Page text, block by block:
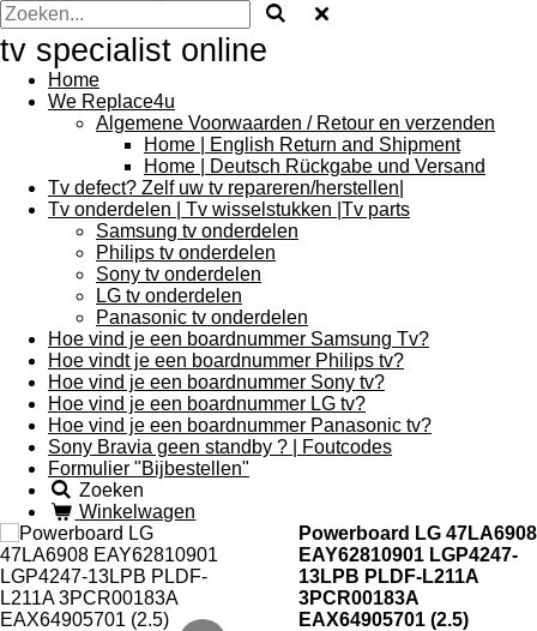
tv specialist online
Home
We Replace4u
Algemene Voorwaarden / Retour en verzenden
Home | English Return and Shipment
Home | Deutsch Rückgabe und Versand
Tv defect? Zelf uw tv repareren/herstellen|
Tv onderdelen | Tv wisselstukken |Tv parts
Samsung tv onderdelen
Philips tv onderdelen
Sony tv onderdelen
LG tv onderdelen
Panasonic tv onderdelen
Hoe vind je een boardnummer Samsung Tv?
Hoe vindt je een boardnummer Philips tv?
Hoe vind je een boardnummer Sony tv?
Hoe vind je een boardnummer LG tv?
Hoe vind je een boardnummer Panasonic tv?
Sony Bravia geen standby ? | Foutcodes
Formulier "Bijbestellen"
Zoeken
Winkelwagen
Powerboard LG 47LA6908
EAY62810901 LGP4247-
13LPB PLDF-L211A
3PCR00183A
EAX64905701 (2.5)